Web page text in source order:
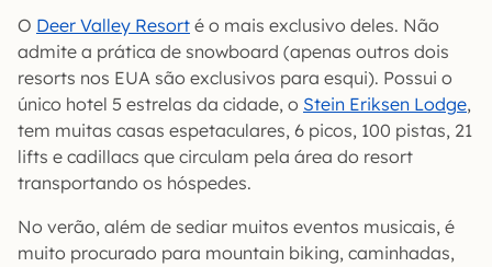
O Deer Valley Resort é o mais exclusivo deles. Não
admite a prática de snowboard (apenas outros dois
resorts nos EUA são exclusivos para esqui). Possui o
único hotel 5 estrelas da cidade, o Stein Eriksen Lodge,
tem muitas casas espetaculares, 6 picos, 100 pistas, 21
lifts e cadillacs que circulam pela área do resort
transportando os hóspedes.
No verão, além de sediar muitos eventos musicais, é
muito procurado para mountain biking, caminhadas,